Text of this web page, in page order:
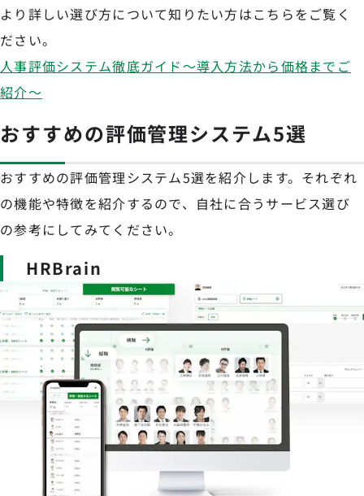
より詳しい選び方について知りたい方はこちらをご覧く
ださい。
人事評価システム徹底ガイド～導入方法から価格までご
紹介〜
おすすめの評価管理システム5選
おすすめの評価管理システム5選を紹介します。それぞれ
の機能や特徴を紹介するので、自社に合うサービス選び
の参考にしてみてください。
HRBrain